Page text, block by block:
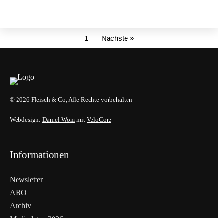
1 Nächste »
© 2026 Fleisch & Co, Alle Rechte vorbehalten
Webdesign: Daniel Wom mit VeloCore
Informationen
Newsletter
ABO
Archiv